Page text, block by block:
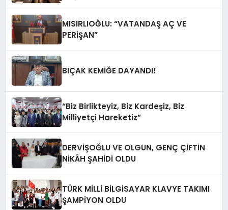
MISIRLIOĞLU: “VATANDAŞ AÇ VE
PERİŞAN”
BIÇAK KEMİĞE DAYANDI!
“Biz Birlikteyiz, Biz Kardeşiz, Biz
Milliyetçi Hareketiz”
DERVİŞOĞLU VE OLGUN, GENÇ ÇİFTİN
NİKÂH ŞAHİDİ OLDU
TÜRK MİLLİ BİLGİSAYAR KLAVYE TAKIMI
ŞAMPİYON OLDU